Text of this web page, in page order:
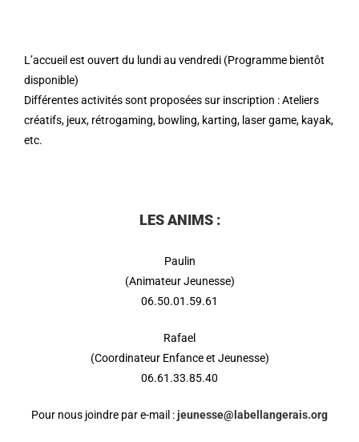
L’accueil est ouvert du lundi au vendredi (Programme bientôt
disponible)
Différentes activités sont proposées sur inscription : Ateliers
créatifs, jeux, rétrogaming, bowling, karting, laser game, kayak,
etc.
LES ANIMS :
Paulin
(Animateur Jeunesse)
06.50.01.59.61
Rafael
(Coordinateur Enfance et Jeunesse)
06.61.33.85.40
Pour nous joindre par e-mail :jeunesse@labellangerais.org